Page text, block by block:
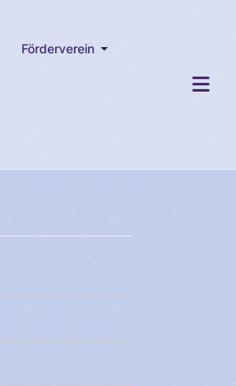
Förderverein